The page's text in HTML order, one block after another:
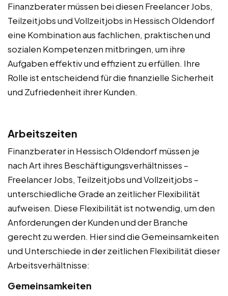
Finanzberater müssen bei diesen Freelancer Jobs,
Teilzeitjobs und Vollzeitjobs in Hessisch Oldendorf
eine Kombination aus fachlichen, praktischen und
sozialen Kompetenzen mitbringen, um ihre
Aufgaben effektiv und effizient zu erfüllen. Ihre
Rolle ist entscheidend für die finanzielle Sicherheit
und Zufriedenheit ihrer Kunden.
Arbeitszeiten
Finanzberater in Hessisch Oldendorf müssen je
nach Art ihres Beschäftigungsverhältnisses –
Freelancer Jobs, Teilzeitjobs und Vollzeitjobs –
unterschiedliche Grade an zeitlicher Flexibilität
aufweisen. Diese Flexibilität ist notwendig, um den
Anforderungen der Kunden und der Branche
gerecht zu werden. Hier sind die Gemeinsamkeiten
und Unterschiede in der zeitlichen Flexibilität dieser
Arbeitsverhältnisse:
Gemeinsamkeiten